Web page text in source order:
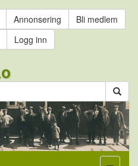
Annonsering
Bli medlem
Logg inn